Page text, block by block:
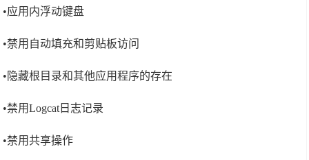
•应用内浮动键盘
•禁用自动填充和剪贴板访问
•隐藏根目录和其他应用程序的存在
•禁用Logcat日志记录
•禁用共享操作